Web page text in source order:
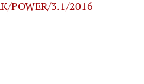
POWER/3.1/2016